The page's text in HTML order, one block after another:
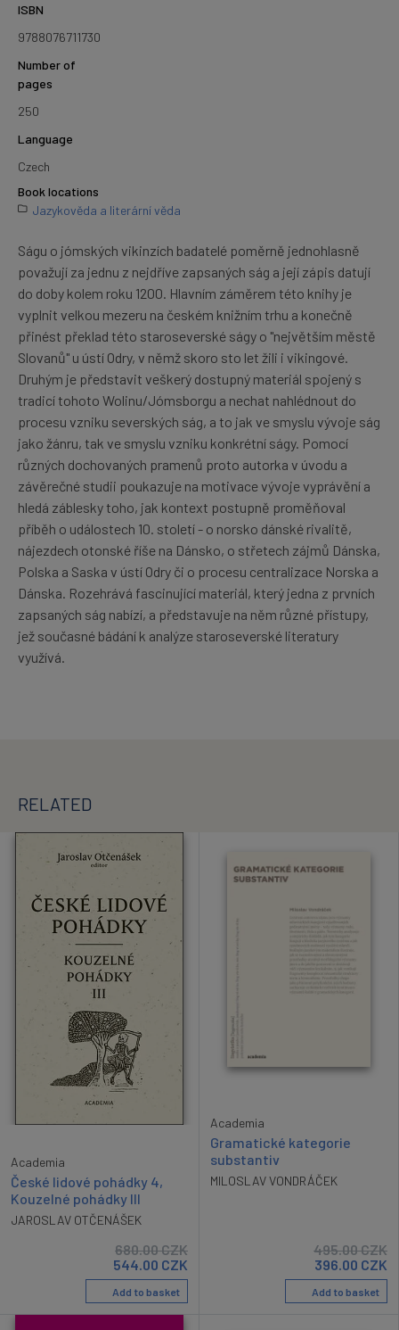
ISBN
9788076711730
Number of
pages
250
Language
Czech
Book locations
Jazykověda a literární věda
Ságu o jómských vikinzích badatelé poměrně jednohlasně
považují za jednu z nejdříve zapsaných ság a její zápis datují
do doby kolem roku 1200. Hlavním záměrem této knihy je
vyplnit velkou mezeru na českém knižním trhu a konečně
přinést překlad této staroseverské ságy o "největším městě
Slovanů" u ústí Odry, v němž skoro sto let žili i vikingové.
Druhým je představit veškerý dostupný materiál spojený s
tradicí tohoto Wolinu/Jómsborgu a nechat nahlédnout do
procesu vzniku severských ság, a to jak ve smyslu vývoje ság
jako žánru, tak ve smyslu vzniku konkrétní ságy. Pomocí
různých dochovaných pramenů proto autorka v úvodu a
závěrečné studii poukazuje na motivace vývoje vyprávění a
hledá záblesky toho, jak kontext postupně proměňoval
příběh o událostech 10. století - o norsko dánské rivalitě,
nájezdech otonské říše na Dánsko, o střetech zájmů Dánska,
Polska a Saska v ústí Odry či o procesu centralizace Norska a
Dánska. Rozehrává fascinující materiál, který jedna z prvních
zapsaných ság nabízí, a představuje na něm různé přístupy,
jež současné bádání k analýze staroseverské literatury
využívá.
RELATED
Academia
České lidové pohádky 4,
Kouzelné pohádky III
JAROSLAV OTČENÁŠEK
680.00CZK
544.00 CZK
Add to basket
Academia
Gramatické kategorie
substantiv
MILOSLAV VONDRÁČEK
495.00CZK
396.00 CZK
Add to basket